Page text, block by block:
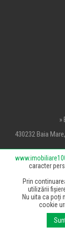
»
430232 Baia
© 2020 HMFIN
caracter
Prin
utilizării
Nu uita ca poți
cookie